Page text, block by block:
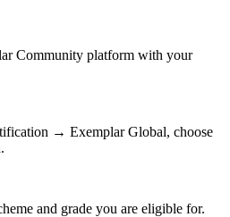
Community platform with your
→ Exemplar Global, choose
and grade you are eligible for.